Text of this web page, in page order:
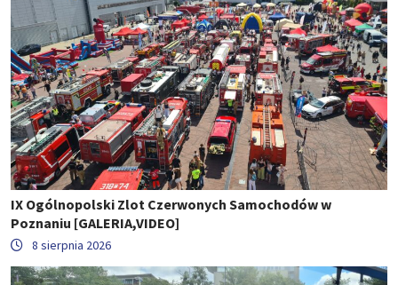
IX Ogólnopolski Zlot Czerwonych Samochodów w
Poznaniu [GALERIA,VIDEO]
8 sierpnia 2026